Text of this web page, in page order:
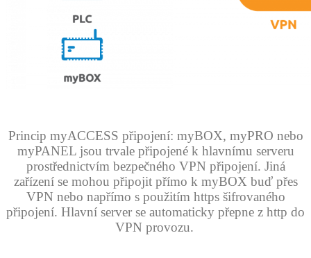
Princip myACCESS připojení: myBOX, myPRO nebo
myPANEL jsou trvale připojené k hlavnímu serveru
prostřednictvím bezpečného VPN připojení. Jiná
zařízení se mohou připojit přímo k myBOX buď přes
VPN nebo napřímo s použitím https šifrovaného
připojení. Hlavní server se automaticky přepne z http do
VPN provozu.